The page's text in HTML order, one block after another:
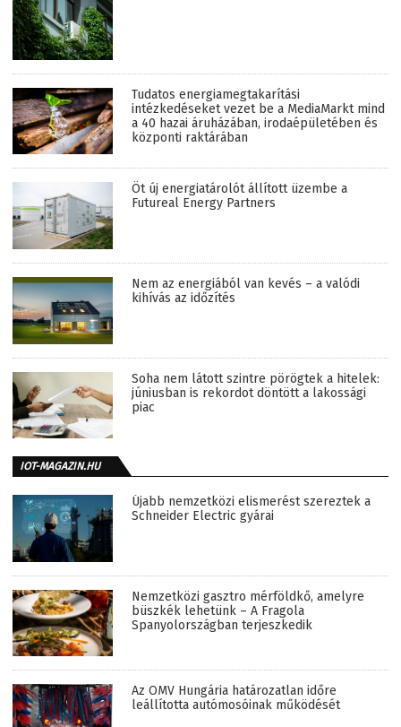
Tudatos energiamegtakarítási
intézkedéseket vezet be a MediaMarkt mind
a 40 hazai áruházában, irodaépületében és
központi raktárában
Öt új energiatárolót állított üzembe a
Futureal Energy Partners
Nem az energiából van kevés – a valódi
kihívás az időzítés
Soha nem látott szintre pörögtek a hitelek:
júniusban is rekordot döntött a lakossági
piac
IOT-MAGAZIN.HU
Újabb nemzetközi elismerést szereztek a
Schneider Electric gyárai
Nemzetközi gasztro mérföldkő, amelyre
büszkék lehetünk – A Fragola
Spanyolországban terjeszkedik
Az OMV Hungária határozatlan időre
leállította autómosóinak működését